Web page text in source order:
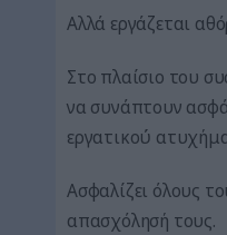
Αλλά εργάζεται
Στο πλαίσιο του
να συνάπτουν
εργατικού
Ασφαλίζει όλους
απασχόλησή τους.